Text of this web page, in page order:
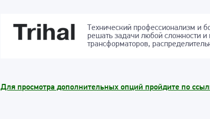
Технический профессионализм и
решать задачи любой сложности
трансформаторов,
Для просмотра дополнительных опций пройдите по